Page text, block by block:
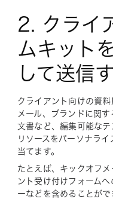
2. クライ
ムキット
して送信
クライアント向けの資
メール、ブランドに関
文書など、編集可能な
リソースをパーソナラ
当てます。
たとえば、キックオフ
ント受け付けフォーム
ーなどを含めることがで